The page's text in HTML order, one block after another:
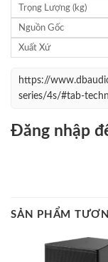
Trọng Lượng (kg)
Nguồn Gốc
Xuất Xứ
https://
series/4s/#tab-
Đăng nhập
SẢN PHẨM